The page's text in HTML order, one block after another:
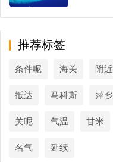
推荐标签
条件呢 海关 附近
抵达 马科斯 萍乡
关呢 气温 甘米
名气 延续